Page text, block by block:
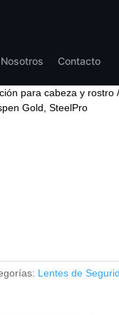
Nosotros Contacto
para cabeza y rostro/
Gold, SteelPro
Lentes de